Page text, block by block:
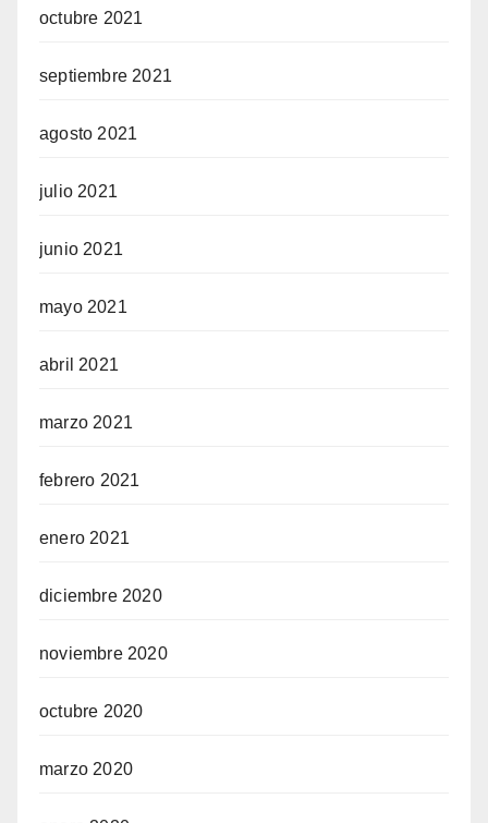
octubre 2021
septiembre 2021
agosto 2021
julio 2021
junio 2021
mayo 2021
abril 2021
marzo 2021
febrero 2021
enero 2021
diciembre 2020
noviembre 2020
octubre 2020
marzo 2020